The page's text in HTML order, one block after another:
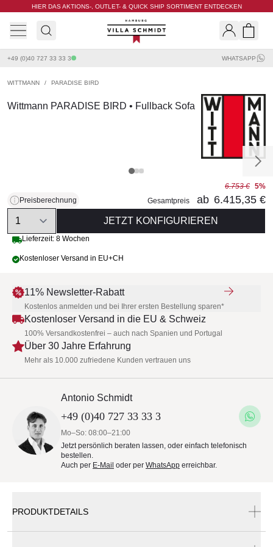
HIER DAS AKTIONS-, OUTLET- & QUICK SHIP SORTIMENT ENTDECKEN
Villa Schmidt
+49 (0)40 727 33 33 3 WHATSAPP
WITTMANN / PARADISE BIRD
Wittmann PARADISE BIRD • Fullback Sofa
Preisberechnung
6.753 € 5%
Gesamtpreis
ab 6.415,35 €
Quantity
JETZT KONFIGURIEREN
Lieferzeit: 8 Wochen
Kostenloser Versand in EU+CH
11% Newsletter-Rabatt
Kostenlos anmelden und bei Ihrer ersten Bestellung sparen*
Kostenloser Versand in die EU & Schweiz
100% Versandkostenfrei – auch nach Spanien und Portugal
Über 30 Jahre Erfahrung
Mehr als 10.000 zufriedene Kunden vertrauen uns
Antonio Schmidt
+49 (0)40 727 33 33 3
Mo–So: 08:00–21:00
Jetzt persönlich beraten lassen, oder einfach telefonisch
bestellen.
Auch per E-Mail oder per WhatsApp erreichbar.
PRODUKTDETAILS